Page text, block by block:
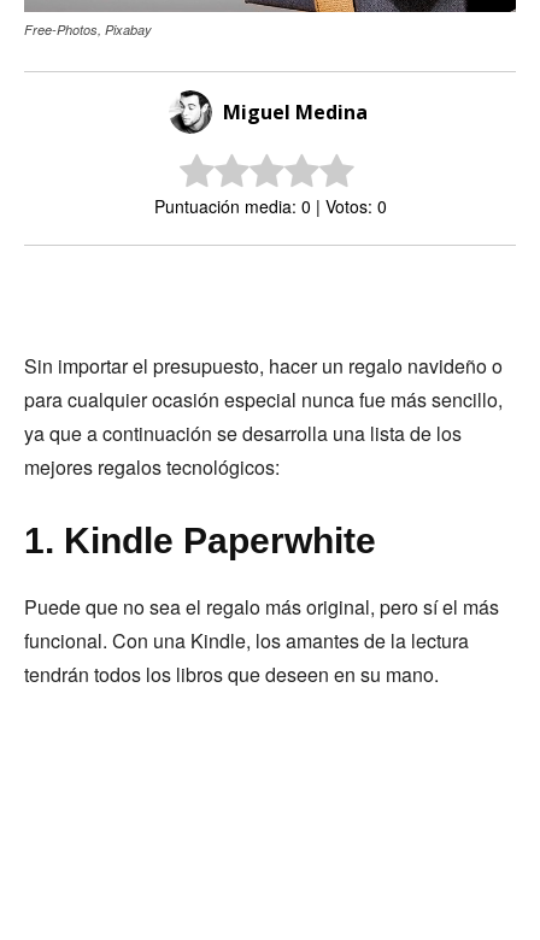
Free-Photos, Pixabay
Miguel Medina
Puntuación media: 0 | Votos: 0
Sin importar el presupuesto, hacer un regalo navideño o
para cualquier ocasión especial nunca fue más sencillo,
ya que a continuación se desarrolla una lista de los
mejores regalos tecnológicos:
1. Kindle Paperwhite
Puede que no sea el regalo más original, pero sí el más
funcional. Con una Kindle, los amantes de la lectura
tendrán todos los libros que deseen en su mano.